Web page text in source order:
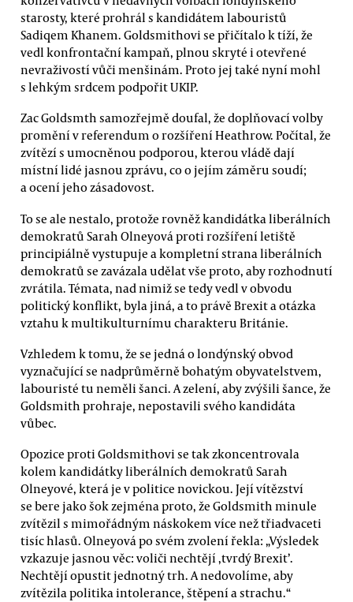
starosty, které prohrál s kandidátem labouristů
Sadiqem Khanem. Goldsmithovi se přičítalo k tíží, že
vedl konfrontační kampaň, plnou skryté i otevřené
nevraživostí vůči menšinám. Proto jej také nyní mohl
s lehkým srdcem podpořit UKIP.
Zac Goldsmth samozřejmě doufal, že doplňovací volby
promění v referendum o rozšíření Heathrow. Počítal, že
zvítězí s umocněnou podporou, kterou vládě dají
místní lidé jasnou zprávu, co o jejím záměru soudí;
a ocení jeho zásadovost.
To se ale nestalo, protože rovněž kandidátka liberálních
demokratů Sarah Olneyová proti rozšíření letiště
principiálně vystupuje a kompletní strana liberálních
demokratů se zavázala udělat vše proto, aby rozhodnutí
zvrátila. Témata, nad nimiž se tedy vedl v obvodu
politický konflikt, byla jiná, a to právě Brexit a otázka
vztahu k multikulturnímu charakteru Británie.
Vzhledem k tomu, že se jedná o londýnský obvod
vyznačující se nadprůměrně bohatým obyvatelstvem,
labouristé tu neměli šanci. A zelení, aby zvýšili šance, že
Goldsmith prohraje, nepostavili svého kandidáta
vůbec.
Opozice proti Goldsmithovi se tak zkoncentrovala
kolem kandidátky liberálních demokratů Sarah
Olneyové, která je v politice novickou. Její vítězství
se bere jako šok zejména proto, že Goldsmith minule
zvítězil s mimořádným náskokem více než třiadvaceti
tisíc hlasů. Olneyová po svém zvolení řekla: „Výsledek
vzkazuje jasnou věc: voliči nechtějí ,tvrdý Brexit’.
Nechtějí opustit jednotný trh. A nedovolíme, aby
zvítězila politika intolerance, štěpení a strachu.“